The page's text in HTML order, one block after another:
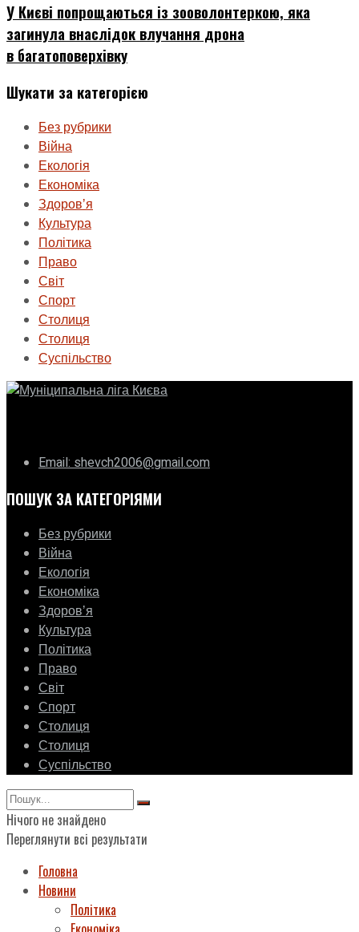
У Києві попрощаються із зооволонтеркою, яка
загинула внаслідок влучання дрона
в багатоповерхівку
Шукати за категорією
Без рубрики
Війна
Екологія
Економіка
Здоровʼя
Культура
Політика
Право
Світ
Спорт
Столиця
Столиця
Суспільство
Email: shevch2006@gmail.com
ПОШУК ЗА КАТЕГОРІЯМИ
Без рубрики
Війна
Екологія
Економіка
Здоровʼя
Культура
Політика
Право
Світ
Спорт
Столиця
Столиця
Суспільство
Нічого не знайдено
Переглянути всі результати
Головна
Новини
Політика